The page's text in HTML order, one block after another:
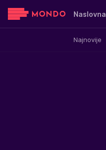
Naslovna
Najnovije
Sensa